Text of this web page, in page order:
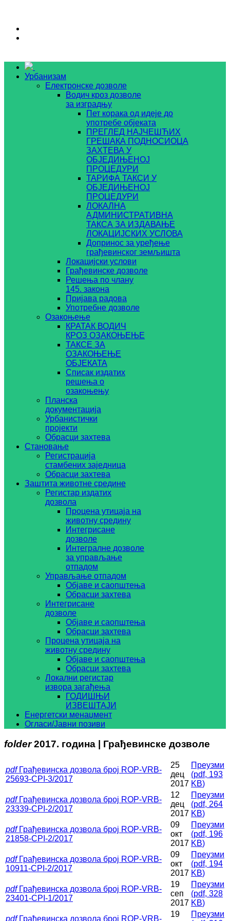
Урбанизам
Електронске дозволе
Водич кроз дозволе
за изградњу
Пет корака од идеје до
употребе објеката
ПРЕГЛЕД НАЈЧЕШЋИХ
ГРЕШАКА ПОДНОСИОЦА
ЗАХТЕВА У
ОБЈЕДИЊЕНОЈ
ПРОЦЕДУРИ
ТАРИФА ТАКСИ У
ОБЈЕДИЊЕНОЈ
ПРОЦЕДУРИ
ЛОКАЛНА
АДМИНИСТРАТИВНА
ТАКСА ЗА ИЗДАВАЊЕ
ЛОКАЦИЈСКИХ УСЛОВА
Допринос за уређење
грађевинског земљишта
Локацијски услови
Грађевинске дозволе
Решења по члану
145. закона
Пријава радова
Употребне дозволе
Озакоњење
КРАТАК ВОДИЧ
КРОЗ ОЗАКОЊЕЊЕ
ТАКСЕ ЗА
ОЗАКОЊЕЊЕ
ОБЈЕКАТА
Списак издатих
решења о
озакоњењу
Планска
документација
Урбанистички
пројекти
Обрасци захтева
Становање
Регистрација
стамбених заједница
Обрасци захтева
Заштита животне средине
Регистар издатих
дозвола
Процена утицаја на
животну средину
Интегрисане
дозволе
Интегралне дозволе
за управљање
отпадом
Управљање отпадом
Објаве и саопштења
Обрасци захтева
Интегрисане
дозволе
Објаве и саопштења
Обрасци захтева
Процена утицаја на
животну средину
Објаве и саопштења
Обрасци захтева
Локални регистар
извора загађења
ГОДИШЊИ
ИЗВЕШТАЈИ
Енергетски менаџмент
Огласи/Јавни позиви
folder 2017. година | Грађевинске дозволе
pdf Грађевинска дозвола број ROP-VRB-
25693-CPI-3/2017
25
дец
2017
Преузми
(pdf, 193
KB)
pdf Грађевинска дозвола број ROP-VRB-
23339-CPI-2/2017
12
дец
2017
Преузми
(pdf, 264
KB)
pdf Грађевинска дозвола број ROP-VRB-
21858-CPI-2/2017
09
окт
2017
Преузми
(pdf, 196
KB)
pdf Грађевинска дозвола број ROP-VRB-
10911-CPI-2/2017
09
окт
2017
Преузми
(pdf, 194
KB)
pdf Грађевинска дозвола број ROP-VRB-
23401-CPI-1/2017
19
сеп
2017
Преузми
(pdf, 328
KB)
pdf Грађевинска дозвола број ROP-VRB-
19
Преузми